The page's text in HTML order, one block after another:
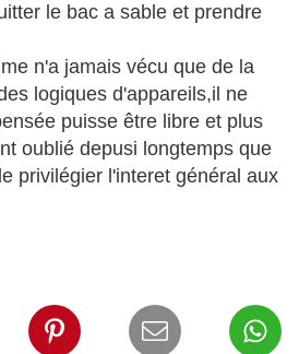
le bac a sable et prendre
n'a jamais vécu que de la
logiques d'appareils,il ne
puisse être libre et plus
oublié depusi longtemps que
privilégier l'interet général aux